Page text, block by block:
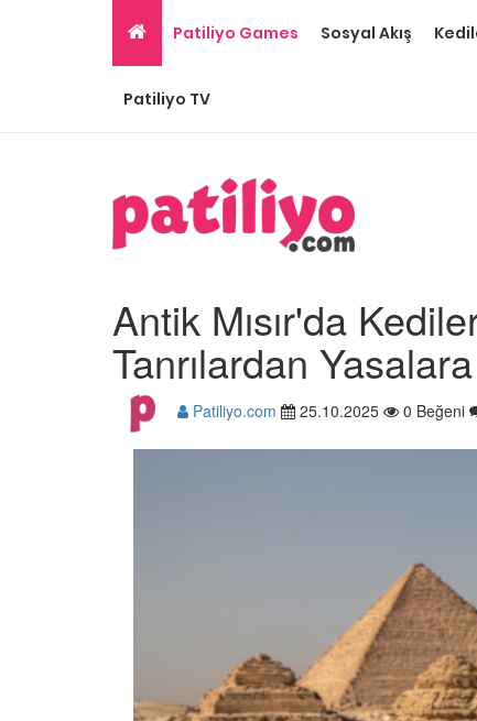
Patiliyo Games Sosyal Akış
Patiliyo TV
Antik Mısır'da
Tanrılardan
Patiliyo.com 25.10.2025 0 Beğeni
Özellikleri
Tüm İnsanların Ders
Gereken 26
22.05.2020
Anne Kedi
Reddeder ve Terk
22.05.2020